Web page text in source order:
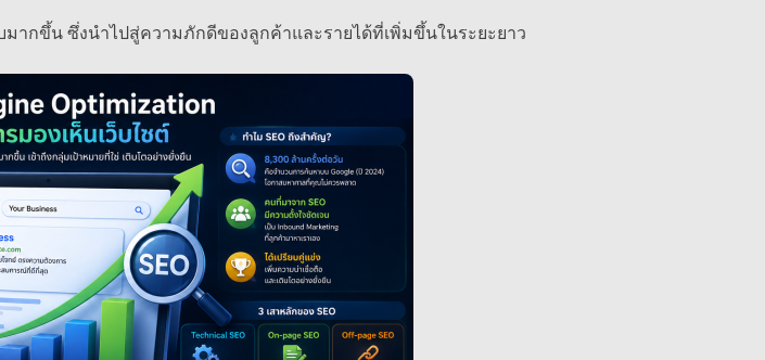
มากขึ้น ซึ่งนำไปสู่ความภักดีของลูกค้าและรายได้ที่เพิ่มขึ้นในระยะยาว